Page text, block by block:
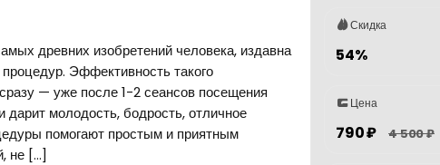
древних изобретений человека, издавна
Эффективность такого
— уже после 1-2 сеансов посещения
молодость, бодрость, отличное
помогают простым и приятным
не […]
Скидка
54%
Цена
790 ₽ 4 500 ₽